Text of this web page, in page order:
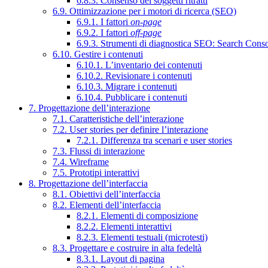
6.9. Ottimizzazione per i motori di ricerca (SEO)
6.9.1. I fattori on-page
6.9.2. I fattori off-page
6.9.3. Strumenti di diagnostica SEO: Search
6.10. Gestire i contenuti
6.10.1. L’inventario dei contenuti
6.10.2. Revisionare i contenuti
6.10.3. Migrare i contenuti
6.10.4. Pubblicare i contenuti
7. Progettazione dell’interazione
7.1. Caratteristiche dell’interazione
7.2. User stories per definire l’interazione
7.2.1. Differenza tra scenari e user stories
7.3. Flussi di interazione
7.4. Wireframe
7.5. Prototipi interattivi
8. Progettazione dell’interfaccia
8.1. Obiettivi dell’interfaccia
8.2. Elementi dell’interfaccia
8.2.1. Elementi di composizione
8.2.2. Elementi interattivi
8.2.3. Elementi testuali (microtesti)
8.3. Progettare e costruire in alta fedeltà
8.3.1. Layout di pagina